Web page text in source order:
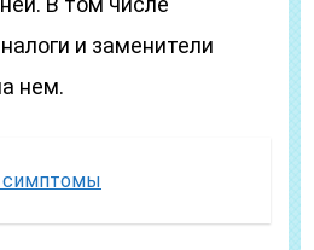
и заменители
нем.
симптомы